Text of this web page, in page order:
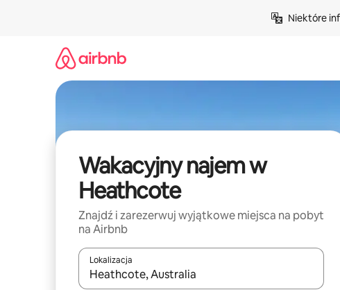
Niektóre
Wakacyjny najem w
Heathcote
Znajdź i zarezerwuj wyjątkowe miejsca na pobyt
na Airbnb
Lokalizacja
Gdy wyniki będą dostępne, możesz poruszać się po